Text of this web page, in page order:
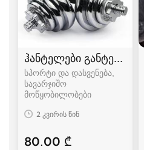
ჰანტელები განტელი
სპორტი და დასვენება,
სავარჯიშო
მოწყობილობები
2 კვირის წინ
80.00 ₾